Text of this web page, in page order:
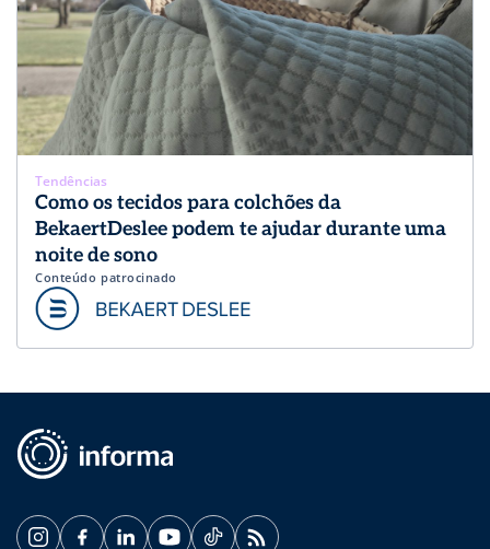
Tendências
Como os tecidos para colchões da
BekaertDeslee podem te ajudar durante uma
noite de sono
Conteúdo patrocinado